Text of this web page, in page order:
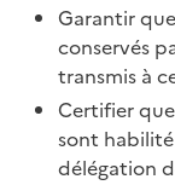
Garantir
conservés
transmis à
Certifier
sont
délégation